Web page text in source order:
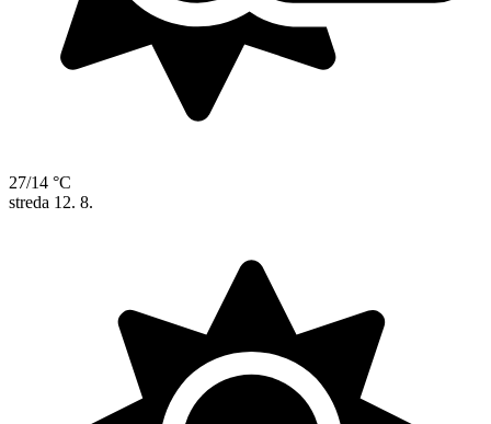
27/14 °C
streda 12. 8.